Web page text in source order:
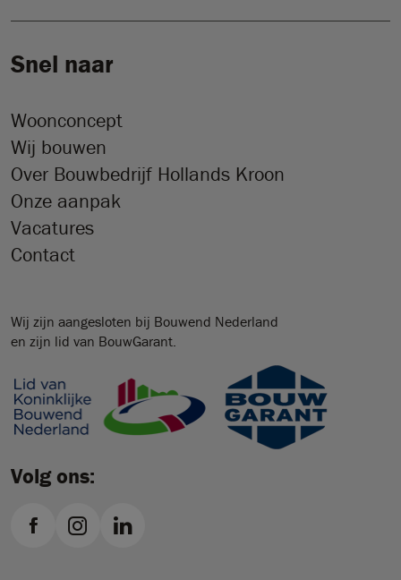
Snel naar
Woonconcept
Wij bouwen
Over Bouwbedrijf Hollands Kroon
Onze aanpak
Vacatures
Contact
Wij zijn aangesloten bij Bouwend Nederland
en zijn lid van BouwGarant.
Volg ons: